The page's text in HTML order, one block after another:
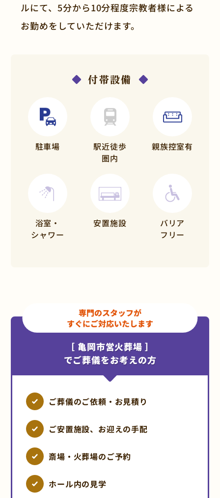
ルにて、5分から10分程度宗教者様による
お勤めをしていただけます。
付帯設備
駐車場
駅近徒歩
圏内
親族控室有
浴室・
シャワー
安置施設
バリア
フリー
［ 亀岡市営火葬場 ］
でご葬儀をお考えの方
専門のスタッフが
すぐにご対応いたします
ご葬儀のご依頼・お見積り
ご安置施設、お迎えの手配
斎場・火葬場のご予約
ホール内の見学